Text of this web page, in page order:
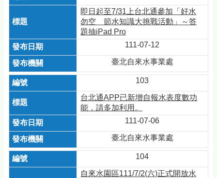
即日起至7/31上台北通參加「好水
勿空 節水知識大挑戰活動」～答
題抽iPad Pro
111-07-12
臺北自來水事業處
103
台北通APP已新增自報水表度數功
能，請多加利用。
111-07-06
臺北自來水事業處
104
自來水園區111/7/2(六)正式開放水